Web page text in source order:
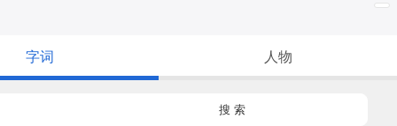
字词 人物
搜 索